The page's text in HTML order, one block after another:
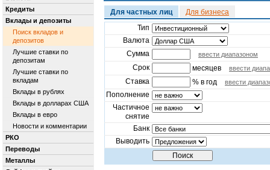
Кредиты
Вклады и депозиты
Поиск вкладов и
депозитов
Лучшие ставки по
депозитам
Лучшие ставки по
вкладам
Вклады в рублях
Вклады в долларах США
Вклады в евро
Новости и комментарии
РКО
Переводы
Металлы
Для частных лиц
Для бизнеса
Тип
Валюта
Сумма
ввести диапазоном
Срок месяцев ввести
Ставка % в год ввести
Пополнение
Частичное
снятие
Банк
Выводить